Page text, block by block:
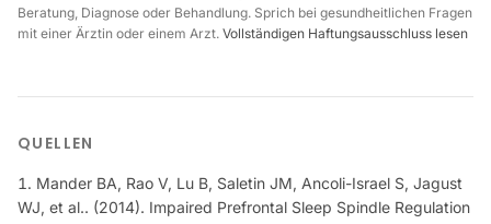
Beratung, Diagnose oder Behandlung. Sprich bei gesundheitlichen Fragen
mit einer Ärztin oder einem Arzt. Vollständigen Haftungsausschluss lesen
QUELLEN
Mander BA, Rao V, Lu B, Saletin JM, Ancoli-Israel S, Jagust
WJ, et al.. (2014). Impaired Prefrontal Sleep Spindle Regulation